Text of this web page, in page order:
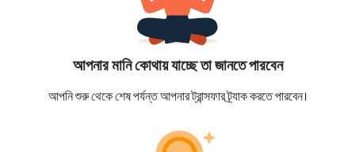
আপনার মানি কোথায় যাচ্ছে তা জানতে পারবেন
আপনি শুরু থেকে শেষ পর্যন্ত আপনার ট্রান্সফার ট্র্যাক করতে পারবেন।